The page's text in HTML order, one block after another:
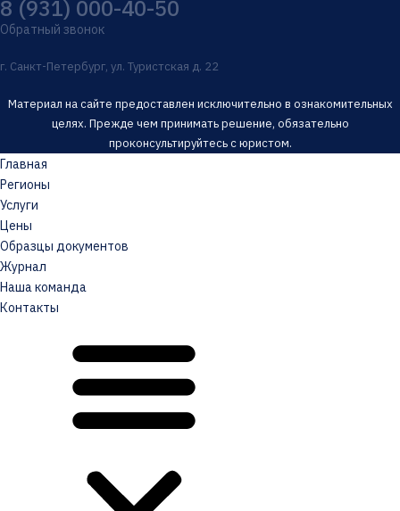
8 (931) 000-40-50
Обратный звонок
г. Санкт-Петербург, ул. Туристская д. 22
Материал на сайте предоставлен исключительно в ознакомительных
целях. Прежде чем принимать решение, обязательно
проконсультируйтесь с юристом.
Главная
Регионы
Услуги
Цены
Образцы документов
Журнал
Наша команда
Контакты